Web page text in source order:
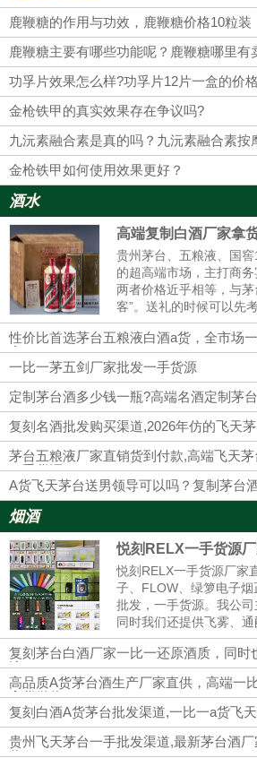
胶，还有一种是精加工
35元/斤到百元，具体也
的怎么辨别（1）看颜色
鹿鞭糖的作用与功效，鹿鞭糖价格10粒装
鹿鞭糖主要有哪些功能呢？鹿鞭糖哪里有
功孚片效果怎么样?功孚片12片一盒的价格
金枪铁甲的真实效果存在争议吗?
九沅素融合素是真的吗？九沅素融合素按
金枪铁甲如何使用效果更好？
酒水
高端复制白酒厂家拿
五粮液/剑南春/国窖
贵州茅台、五粮液、国
的超高端市场，主打商务
两者价格近乎相等，与茅
客”。送礼的时候可以先
我们的诚意；如果资金
国窖1573，性价比相对
家订购，我们也是一手
市场最低。
性价比首选茅台五粮液白酒a货，全市场
台
一比一茅五剑厂家批发一手货源
定制茅台酒多少钱一瓶?高端名酒定制茅
复刻名酒批发购买渠道,2026年仿的飞天
茅台五粮液厂家直销货到付款,高端飞天
一手货源
A货飞天茅台送男领导可以吗？复制茅台
烟酒
悦刻RELX一手货源
雾 各种一次性 烟弹超
悦刻RELX一手货源厂家
子、FLOW、绿箩电子
批发，一手货源。我公司
同时我们还提供飞雾、通
冰熊、辣妹等各大品牌
红同款电子烟一件代发
批发。悦刻一手货源微
复刻茅台白酒厂家一比一还原酒质，同时
液
高品质A货茅台酒生产厂家直供，高端一
拿货微信
复刻白酒A货茅台批发渠道,一比一a货飞
贵州飞天茅台一手批发渠道,最新茅台酒